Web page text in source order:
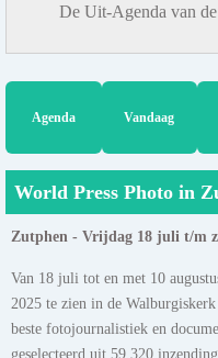
De Uit-Agenda van
Agenda Vandaag
World Press Photo in
Zutphen - Vrijdag 18 juli t/m
Van 18 juli tot en met 10
2025 te zien in de
beste fotojournalistiek en
geselecteerd uit 59.320